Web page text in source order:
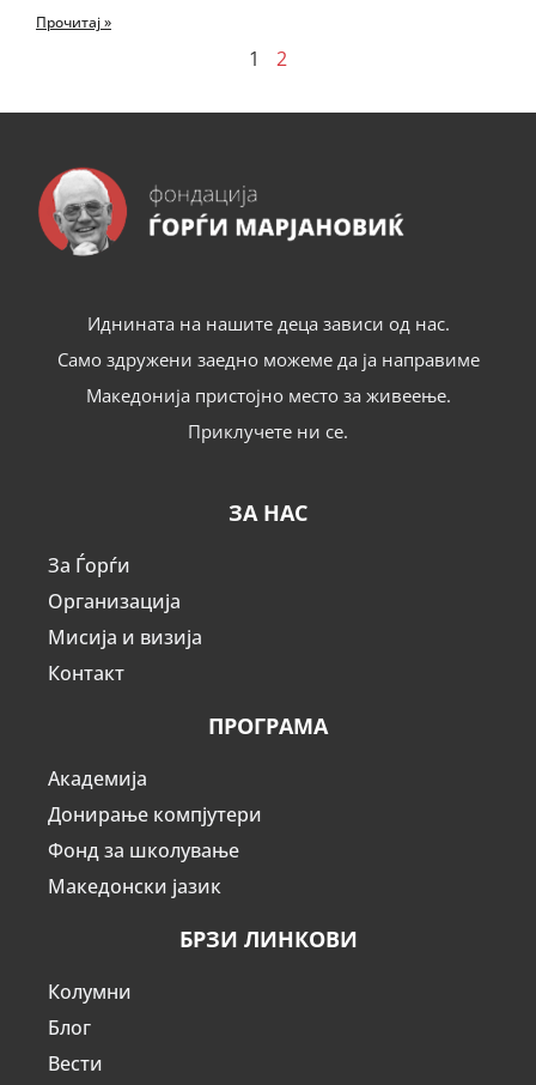
Прочитај »
1 2
Иднината на нашите деца зависи од нас.
Само здружени заедно можеме да ја направиме
Македонија пристојно место за живеење.
Приклучете ни се.
ЗА НАС
За Ѓорѓи
Организација
Мисија и визија
Контакт
ПРОГРАМА
Академија
Донирање компјутери
Фонд за школување
Македонски јазик
БРЗИ ЛИНКОВИ
Колумни
Блог
Вести